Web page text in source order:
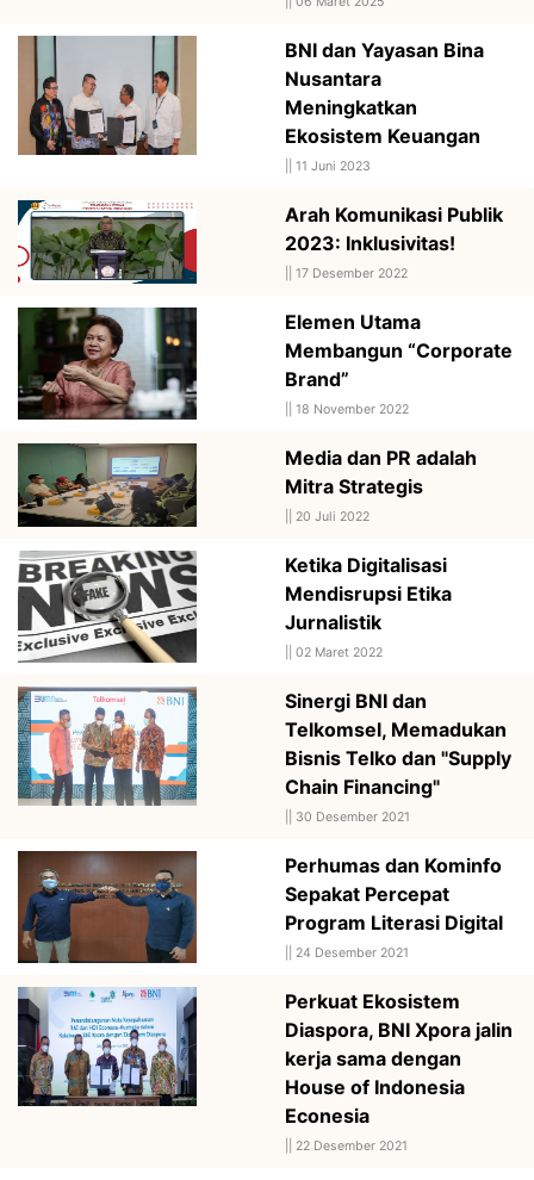
BNI dan Yayasan Bina
Nusantara
Meningkatkan
Ekosistem Keuangan
11 Juni 2023
Arah Komunikasi Publik
2023: Inklusivitas!
17 Desember 2022
Elemen Utama
Membangun “Corporate
Brand”
18 November 2022
Media dan PR adalah
Mitra Strategis
20 Juli 2022
Ketika Digitalisasi
Mendisrupsi Etika
Jurnalistik
02 Maret 2022
Sinergi BNI dan
Telkomsel, Memadukan
Bisnis Telko dan "Supply
Chain Financing"
30 Desember 2021
Perhumas dan Kominfo
Sepakat Percepat
Program Literasi Digital
24 Desember 2021
Perkuat Ekosistem
Diaspora, BNI Xpora jalin
kerja sama dengan
House of Indonesia
Econesia
22 Desember 2021